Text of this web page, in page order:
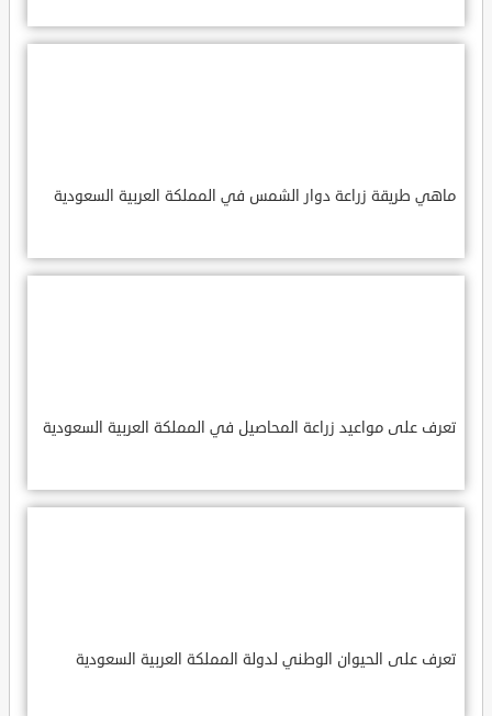
ماهي طريقة زراعة دوار الشمس في المملكة العربية السعودية
تعرف على مواعيد زراعة المحاصيل في المملكة العربية السعودية
تعرف على الحيوان الوطني لدولة المملكة العربية السعودية